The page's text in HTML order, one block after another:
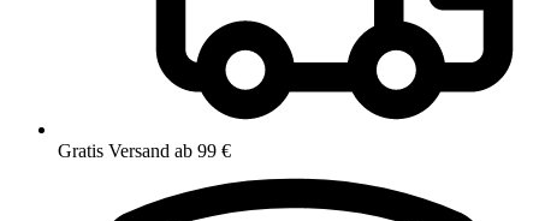
Gratis Versand ab 99 €